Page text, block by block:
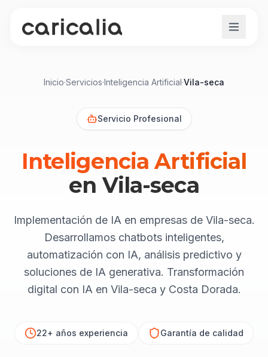
Inicio·Servicios·Inteligencia Artificial·Vila-seca
Servicio Profesional
Inteligencia Artificial
enVila-seca
Implementación de IA en empresas de Vila-seca.
Desarrollamos chatbots inteligentes,
automatización con IA, análisis predictivo y
soluciones de IA generativa. Transformación
digital con IA en Vila-seca y Costa Dorada.
22+ años experiencia Garantía de calidad